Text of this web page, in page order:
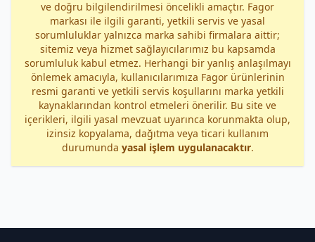
ve doğru bilgilendirilmesi öncelikli amaçtır. Fagor
markası ile ilgili garanti, yetkili servis ve yasal
sorumluluklar yalnızca marka sahibi firmalara aittir;
sitemiz veya hizmet sağlayıcılarımız bu kapsamda
sorumluluk kabul etmez. Herhangi bir yanlış anlaşılmayı
önlemek amacıyla, kullanıcılarımıza Fagor ürünlerinin
resmi garanti ve yetkili servis koşullarını marka yetkili
kaynaklarından kontrol etmeleri önerilir. Bu site ve
içerikleri, ilgili yasal mevzuat uyarınca korunmakta olup,
izinsiz kopyalama, dağıtma veya ticari kullanım
durumunda yasal işlem uygulanacaktır.